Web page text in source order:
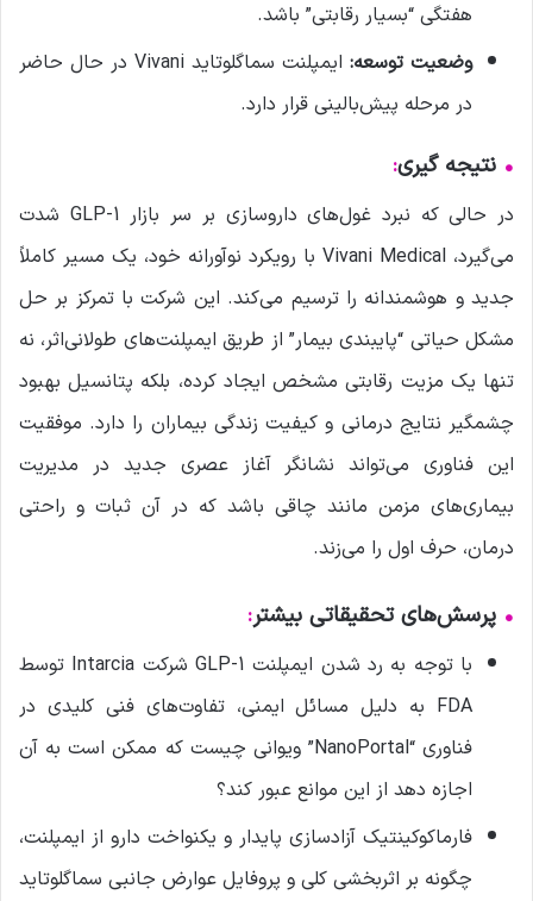
هفتگی “بسیار رقابتی” باشد.
وضعیت توسعه:
ایمپلنت سماگلوتاید Vivani در حال حاضر
در مرحله پیش‌بالینی قرار دارد.
• نتیجه گیری:
در حالی که نبرد غول‌های داروسازی بر سر بازار GLP-1 شدت
می‌گیرد، Vivani Medical با رویکرد نوآورانه خود، یک مسیر کاملاً
جدید و هوشمندانه را ترسیم می‌کند. این شرکت با تمرکز بر حل
مشکل حیاتی “پایبندی بیمار” از طریق ایمپلنت‌های طولانی‌اثر، نه
تنها یک مزیت رقابتی مشخص ایجاد کرده، بلکه پتانسیل بهبود
چشمگیر نتایج درمانی و کیفیت زندگی بیماران را دارد. موفقیت
این فناوری می‌تواند نشانگر آغاز عصری جدید در مدیریت
بیماری‌های مزمن مانند چاقی باشد که در آن ثبات و راحتی
درمان، حرف اول را می‌زند.
• پرسش‌های تحقیقاتی بیشتر:
با توجه به رد شدن ایمپلنت GLP-1 شرکت Intarcia توسط
FDA به دلیل مسائل ایمنی، تفاوت‌های فنی کلیدی در
فناوری “NanoPortal” ویوانی چیست که ممکن است به آن
اجازه دهد از این موانع عبور کند؟
فارماکوکینتیک آزادسازی پایدار و یکنواخت دارو از ایمپلنت،
چگونه بر اثربخشی کلی و پروفایل عوارض جانبی سماگلوتاید